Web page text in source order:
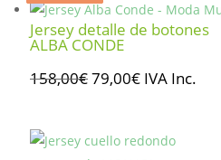
Jersey detalle de botones
ALBA CONDE
158,00€El
era:
79,00€El
es:
IVA Inc.